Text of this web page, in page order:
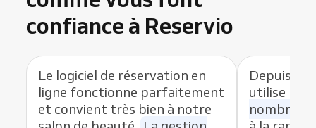
confiance à Reservio
Le logiciel de réservation en
ligne fonctionne parfaitement
et convient très bien à notre
Depuis
utilise
nombre